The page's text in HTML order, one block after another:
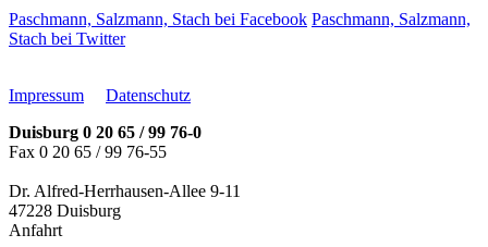
Paschmann, Salzmann, Stach bei Facebook Paschmann, Salzmann,
Stach bei Twitter
Impressum
Datenschutz
Duisburg 0 20 65 / 99 76-0
Fax 0 20 65 / 99 76-55
Dr. Alfred-Herrhausen-Allee 9-11
47228 Duisburg
Anfahrt